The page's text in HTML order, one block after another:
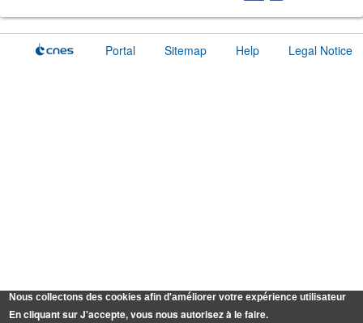
Portal Sitemap Help Legal Notice
Nous collectons des cookies afin d'améliorer votre expérience utilisateur
En cliquant sur J'accepte, vous nous autorisez à le faire.